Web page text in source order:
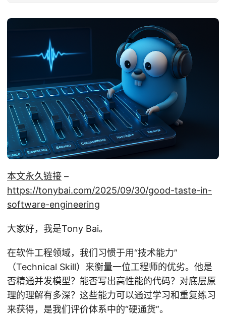
本文永久链接 –
https://tonybai.com/2025/09/30/good-taste-in-
software-engineering
大家好，我是Tony Bai。
在软件工程领域，我们习惯于用“技术能力”
（Technical Skill）来衡量一位工程师的优劣。他是
否精通并发模型？能否写出高性能的代码？对底层原
理的理解有多深？这些能力可以通过学习和重复练习
来获得，是我们评价体系中的“硬通货”。